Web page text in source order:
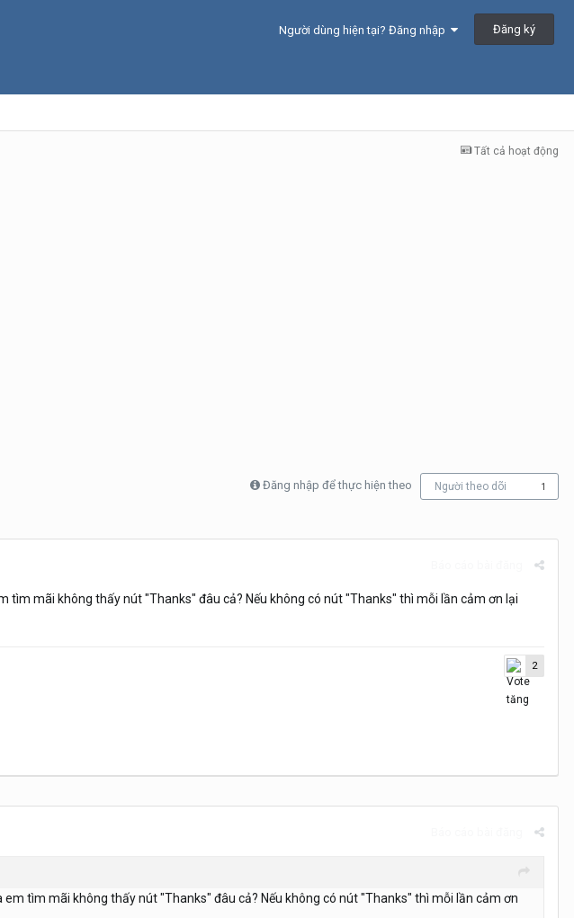
Người dùng hiện tại? Đăng nhập Đăng ký
Tất cả hoạt động
Đăng nhập để thực hiện theo Người theo dõi 1
mãi không thấy nút "Thanks" đâu cả? Nếu không có nút "Thanks" thì mỗi lần cảm ơn lại
2
tìm mãi không thấy nút "Thanks" đâu cả? Nếu không có nút "Thanks" thì mỗi lần cảm ơn